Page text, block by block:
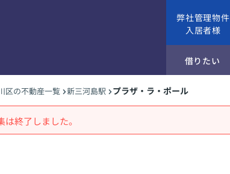
弊社管理物件
入居者様
借りたい
区の不動産一覧 新三河島駅 プラザ・ラ・ポール
は終了しました。